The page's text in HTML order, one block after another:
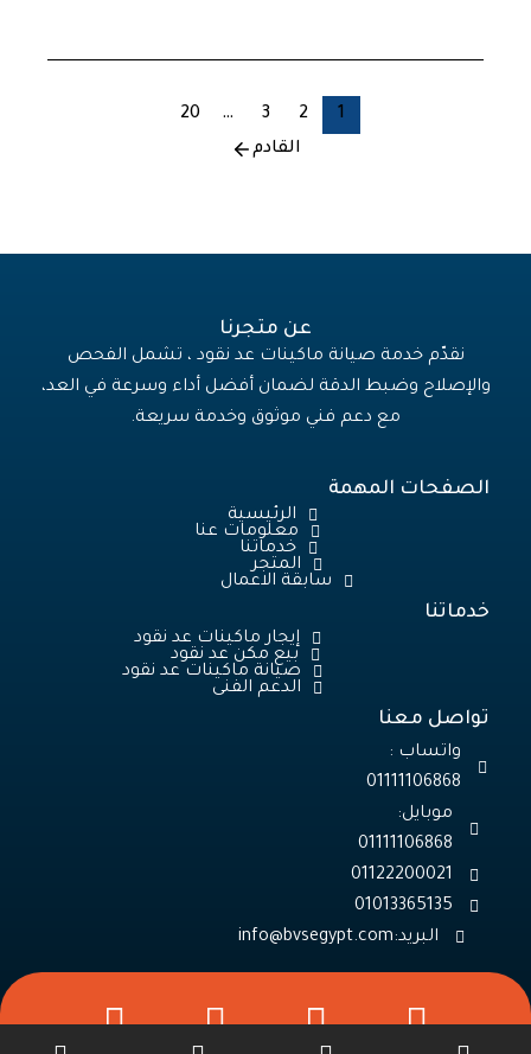
1
2
3
…
20
القادم
عن متجرنا
نقدّم خدمة صيانة ماكينات عد نقود ، تشمل الفحص
والإصلاح وضبط الدقة لضمان أفضل أداء وسرعة في العد،
مع دعم فني موثوق وخدمة سريعة.
الصفحات المهمة
الرئيسية
معلومات عنا
خدماتنا
المتجر
سابقة الاعمال
خدماتنا
إيجار ماكينات عد نقود
بيع مكن عد نقود
صيانة ماكينات عد نقود
الدعم الفنى
تواصل معنا
واتساب :
01111106868
موبايل:
01013365135
البريد: info@bvsegypt.com
W
P
h
W